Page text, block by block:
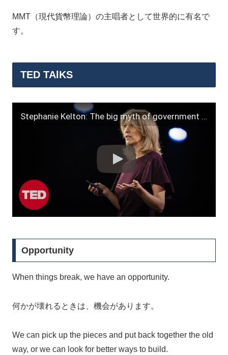
MMT（現代貨幣理論）の主唱者として世界的に有名で
す。
TED TAlKS
Stephanie Kelton: The big myth of government deficits | TED
Opportunity
When things break, we have an opportunity.
何かが壊れるときは、機会があります。
We can pick up the pieces and put back together the old
way, or we can look for better ways to build.